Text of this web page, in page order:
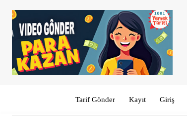
Tarif Gönder Kayıt Giriş